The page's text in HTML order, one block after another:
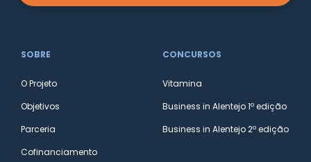
SOBRE
O Projeto
Objetivos
Parceria
Cofinanciamento
CONCURSOS
Vitamina
Business in Alentejo 1º edição
Business in Alentejo 2º edição